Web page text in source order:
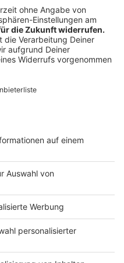
welche versuchte
wurde von
das subjektive
,das z. B.
als Angst oder
gehörte zur
Reitkunst.
reden wollen,
die Reaktion der
die kleinere Fläche
entstand
bedauern."